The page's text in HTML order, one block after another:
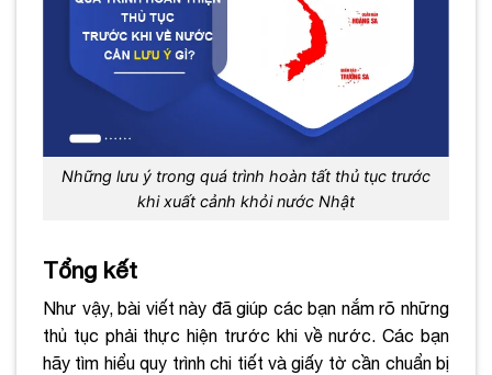
Những lưu ý trong quá trình hoàn tất thủ tục trước
khi xuất cảnh khỏi nước Nhật
Tổng kết
Như vậy, bài viết này đã giúp các bạn nắm rõ những
thủ tục phải thực hiện trước khi về nước. Các bạn
hãy tìm hiểu quy trình chi tiết và giấy tờ cần chuẩn bị